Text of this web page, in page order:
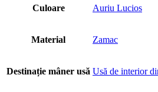
Culoare Auriu Lucios
Material Zamac
Destinație mâner usă Usă de interior